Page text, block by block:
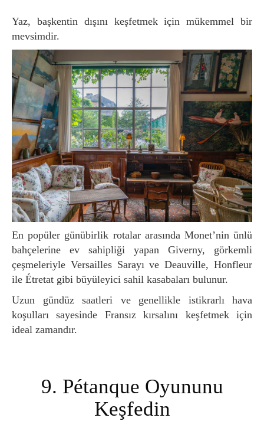
Yaz, başkentin dışını keşfetmek için mükemmel bir
mevsimdir.
En popüler günübirlik rotalar arasında Monet’nin ünlü
bahçelerine ev sahipliği yapan Giverny, görkemli
çeşmeleriyle Versailles Sarayı ve Deauville, Honfleur
ile Étretat gibi büyüleyici sahil kasabaları bulunur.
Uzun gündüz saatleri ve genellikle istikrarlı hava
koşulları sayesinde Fransız kırsalını keşfetmek için
ideal zamandır.
9. Pétanque Oyununu
Keşfedin